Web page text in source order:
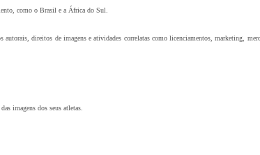
como o Brasil e a África do Sul.
direitos de imagens e atividades correlatas como licenciamentos, marketing,
imagens dos seus atletas.